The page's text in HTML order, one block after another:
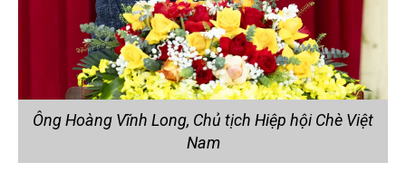
Ông Hoàng Vĩnh Long, Chủ tịch Hiệp hội Chè Việt
Nam